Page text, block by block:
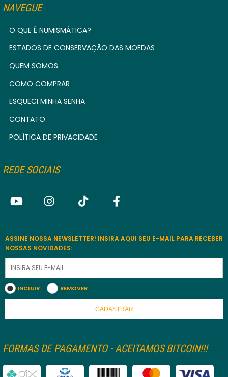
NAVEGUE
O QUE É NUMISMÁTICA?
ESTADOS DE CONSERVAÇÃO DAS MOEDAS
QUEM SOMOS
COMO COMPRAR
ESQUECI MINHA SENHA
CONTATO
POLÍTICA DE PRIVACIDADE
REDE SOCIAIS
ASSINE NOSSA NEWSLETTER! INSIRA AQUI SEU E-MAIL PARA RECEBER
NOSSAS NOVIDADES:
INCLUIR REMOVER
CADASTRAR
FORMAS DE PAGAMENTO - ACEITAMOS BITCOIN!!!